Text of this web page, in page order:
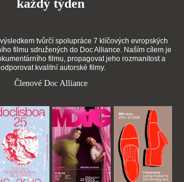
každý týden
tvůrčí spolupráce 7 klíčových evropských
filmu sdružených do Doc Alliance. Naším cílem je
filmu, propagovat jeho rozmanitost a
kvalitní autorské filmy.
Členové Doc Alliance